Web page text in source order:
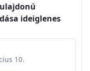
ideiglenes
10.